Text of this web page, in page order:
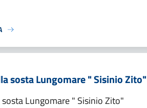
sosta Lungomare " Sisinio Zito"
Lungomare " Sisinio Zito"